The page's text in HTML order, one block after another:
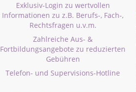
Exklusiv-Login zu wertvollen
Informationen zu z.B. Berufs-, Fach-,
Rechtsfragen u.v.m.
Zahlreiche Aus- &
Fortbildungsangebote zu reduzierten
Gebühren
Telefon- und Supervisions-Hotline